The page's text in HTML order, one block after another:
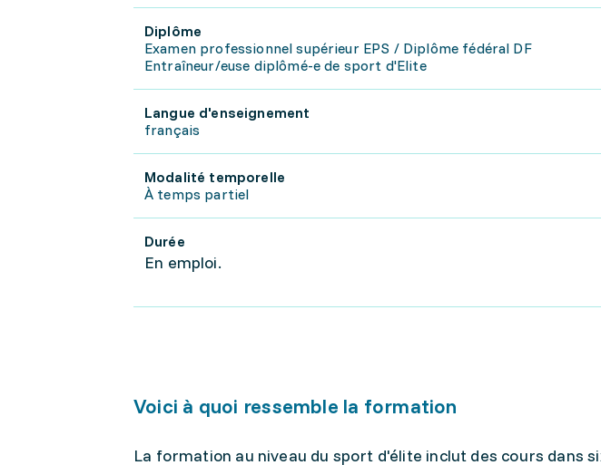
Diplôme
Examen professionnel supérieur EPS / Diplôme fédéral DF
Entraîneur/euse diplômé-e de sport d'Elite
Langue d'enseignement
français
Modalité temporelle
À temps partiel
Durée
En emploi.
Voici à quoi ressemble la formation
La formation au niveau du sport d'élite inclut des cours dans